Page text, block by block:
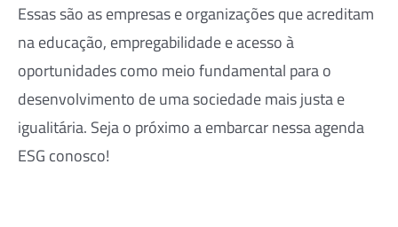
Essas são as empresas e organizações que acreditam
na educação, empregabilidade e acesso à
oportunidades como meio fundamental para o
desenvolvimento de uma sociedade mais justa e
igualitária. Seja o próximo a embarcar nessa agenda
ESG conosco!